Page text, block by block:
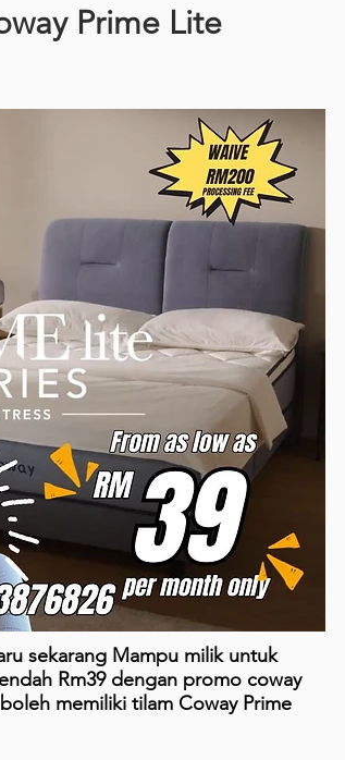
Prime Lite
sekarang Mampu milik untuk
Rm39 dengan promo coway
memiliki tilam Coway Prime